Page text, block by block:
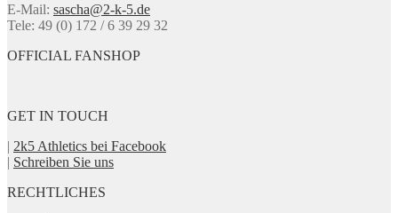
Produktseite
gewählt
E-Mail: sascha@2-k-5.de
Tele: 49 (0) 172 / 6 39 29 32
OFFICIAL FANSHOP
GET IN TOUCH
| 2k5 Athletics bei Facebook
| Schreiben Sie uns
RECHTLICHES